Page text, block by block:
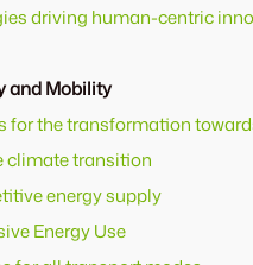
driving human-centric
and Mobility
for the transformation
climate transition
energy supply
Energy Use